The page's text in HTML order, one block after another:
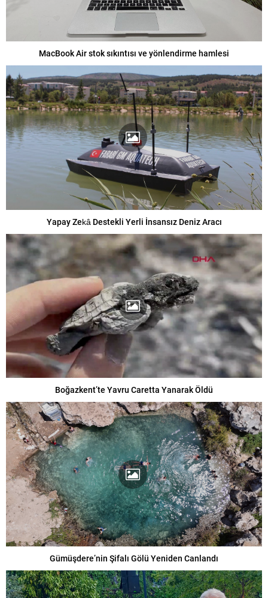
MacBook Air stok sıkıntısı ve yönlendirme hamlesi
Yapay Zekâ Destekli Yerli İnsansız Deniz Aracı
Boğazkent’te Yavru Caretta Yanarak Öldü
Gümüşdere’nin Şifalı Gölü Yeniden Canlandı